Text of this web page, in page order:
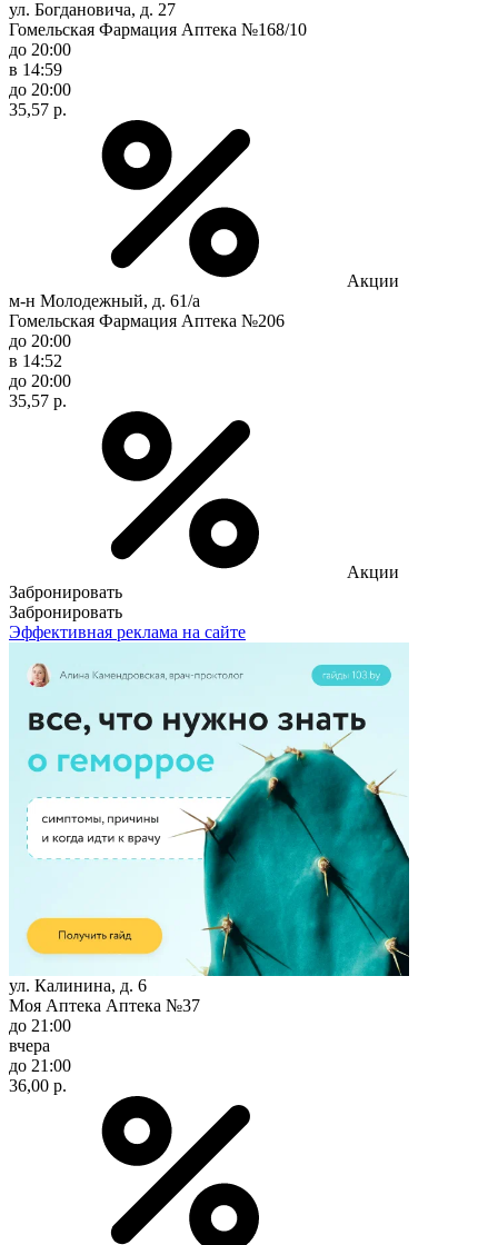
ул. Богдановича, д. 27
Гомельская Фармация Аптека №168/10
до 20:00
в 14:59
до 20:00
35,57 р.
Акции
м-н Молодежный, д. 61/а
Гомельская Фармация Аптека №206
до 20:00
в 14:52
до 20:00
35,57 р.
Акции
Забронировать
Забронировать
Эффективная реклама на сайте
ул. Калинина, д. 6
Моя Аптека Аптека №37
до 21:00
вчера
до 21:00
36,00 р.